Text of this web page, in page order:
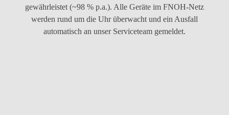
gewährleistet (~98 % p.a.). Alle Geräte im FNOH-Netz
werden rund um die Uhr überwacht und ein Ausfall
automatisch an unser Serviceteam gemeldet.